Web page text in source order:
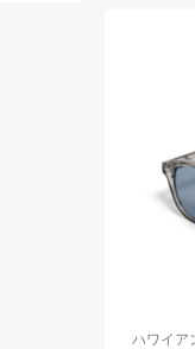
ハワイア